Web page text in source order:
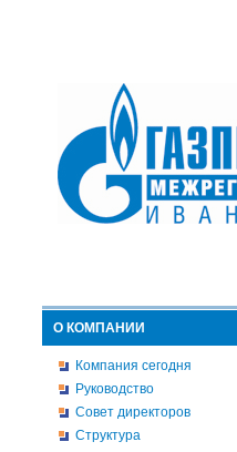
О КОМПАНИИ
Компания сегодня
Руководство
Совет директоров
Структура